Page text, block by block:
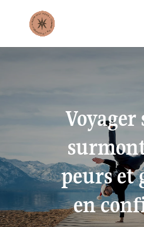
Voyager
peurs et
en